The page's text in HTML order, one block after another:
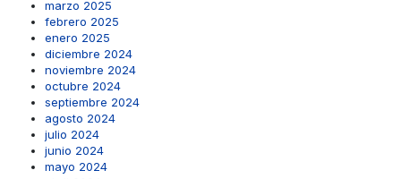
marzo 2025
febrero 2025
enero 2025
diciembre 2024
noviembre 2024
octubre 2024
septiembre 2024
agosto 2024
julio 2024
junio 2024
mayo 2024